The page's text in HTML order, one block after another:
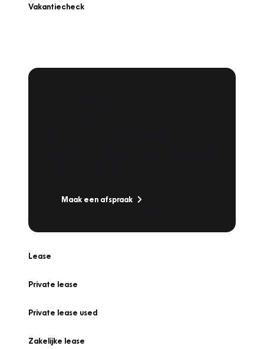
Vakantiecheck
Maak een afspraak
Lease
Private lease
Private lease used
Zakelijke lease